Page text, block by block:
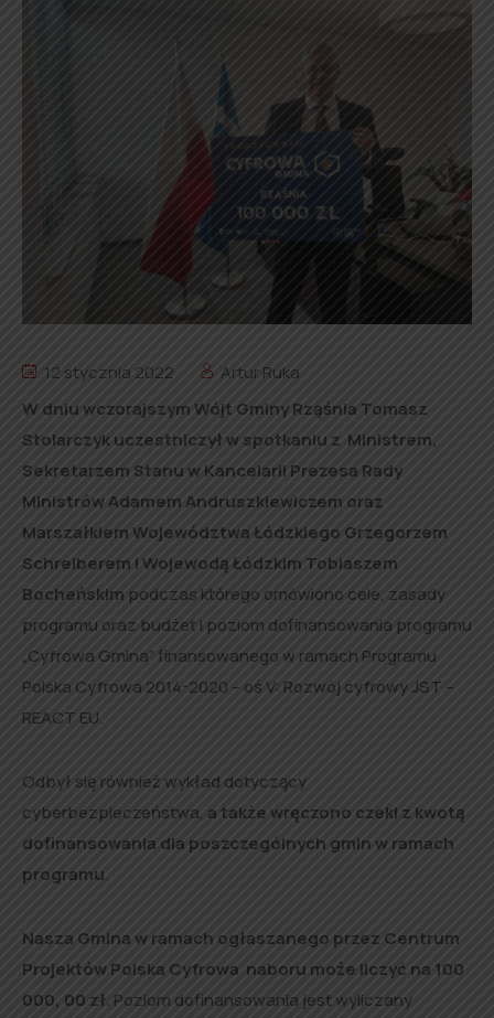
12 stycznia 2022
Artur Ruka
W dniu wczorajszym Wójt Gminy Rząśnia Tomasz
Stolarczyk uczestniczył w spotkaniu z Ministrem,
Sekretarzem Stanu w Kancelarii Prezesa Rady
Ministrów Adamem Andruszkiewiczem oraz
Marszałkiem Województwa Łódzkiego Grzegorzem
Schreiberem i Wojewodą Łódzkim Tobiaszem
Bocheńskim podczas którego omówiono cele, zasady
programu oraz budżet i poziom dofinansowania programu
„Cyfrowa Gmina” finansowanego w ramach Programu
Polska Cyfrowa 2014-2020 – oś V: Rozwój cyfrowy JST –
REACT EU.
Odbył się również wykład dotyczący
cyberbezpieczeństwa, a także wręczono czeki z kwotą
dofinansowania dla poszczególnych gmin w ramach
programu.
Nasza Gmina w ramach ogłaszanego przez Centrum
Projektów Polska Cyfrowa naboru może liczyć na 100
000, 00 zł. Poziom dofinansowania jest wyliczany